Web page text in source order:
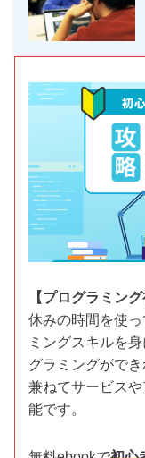
【プログラミン
休みの時間を使
ミングスキルを
グラミングがで
兼ねてサービス
能です。